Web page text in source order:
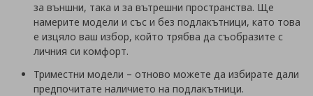
за външни, така и за вътрешни пространства. Ще
намерите модели и със и без подлакътници, като това
е изцяло ваш избор, който трябва да съобразите с
личния си комфорт.
Триместни модели – отново можете да избирате дали
предпочитате наличието на подлакътници.